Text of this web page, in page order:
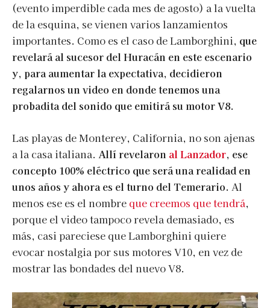
(evento imperdible cada mes de agosto) a la vuelta
de la esquina, se vienen varios lanzamientos
importantes. Como es el caso de Lamborghini, que
revelará al sucesor del Huracán en este escenario
y, para aumentar la expectativa, decidieron
regalarnos un video en donde tenemos una
probadita del sonido que emitirá su motor V8.
Las playas de Monterey, California, no son ajenas
a la casa italiana. Allí revelaron al Lanzador, ese
concepto 100% eléctrico que será una realidad en
unos años y ahora es el turno del Temerario. Al
menos ese es el nombre que creemos que tendrá,
porque el video tampoco revela demasiado, es
más, casi pareciese que Lamborghini quiere
evocar nostalgia por sus motores V10, en vez de
mostrar las bondades del nuevo V8.